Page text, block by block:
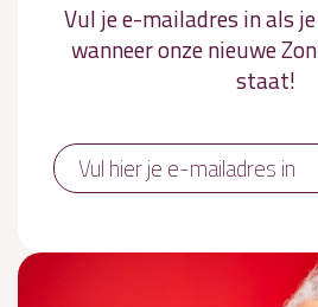
Vul je e-mailadres in als
wanneer onze nieuwe
staat!